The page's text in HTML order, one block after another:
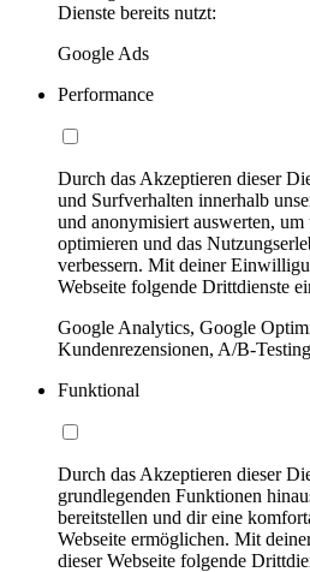
Dienste bereits nutzt:
Google Ads
Performance
Durch das Akzeptieren dieser
und Surfverhalten innerhalb
und anonymisiert auswerten, um
optimieren und das
verbessern. Mit deiner
Webseite folgende Drittdienste
Google Analytics, Google
Kundenrezensionen, A/B-Testing
Funktional
Durch das Akzeptieren dieser
grundlegenden Funktionen
bereitstellen und dir eine
Webseite ermöglichen. Mit
dieser Webseite folgende